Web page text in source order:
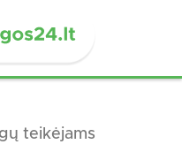
teikėjams